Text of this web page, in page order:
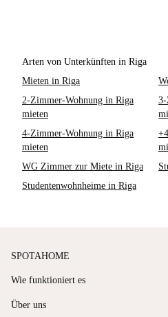
Arten von Unterkünften in Riga
Mieten in Riga
2-Zimmer-Wohnung in Riga
mieten
4-Zimmer-Wohnung in Riga
mieten
WG Zimmer zur Miete in Riga
Studentenwohnheime in Riga
SPOTAHOME
Wie funktioniert es
Über uns